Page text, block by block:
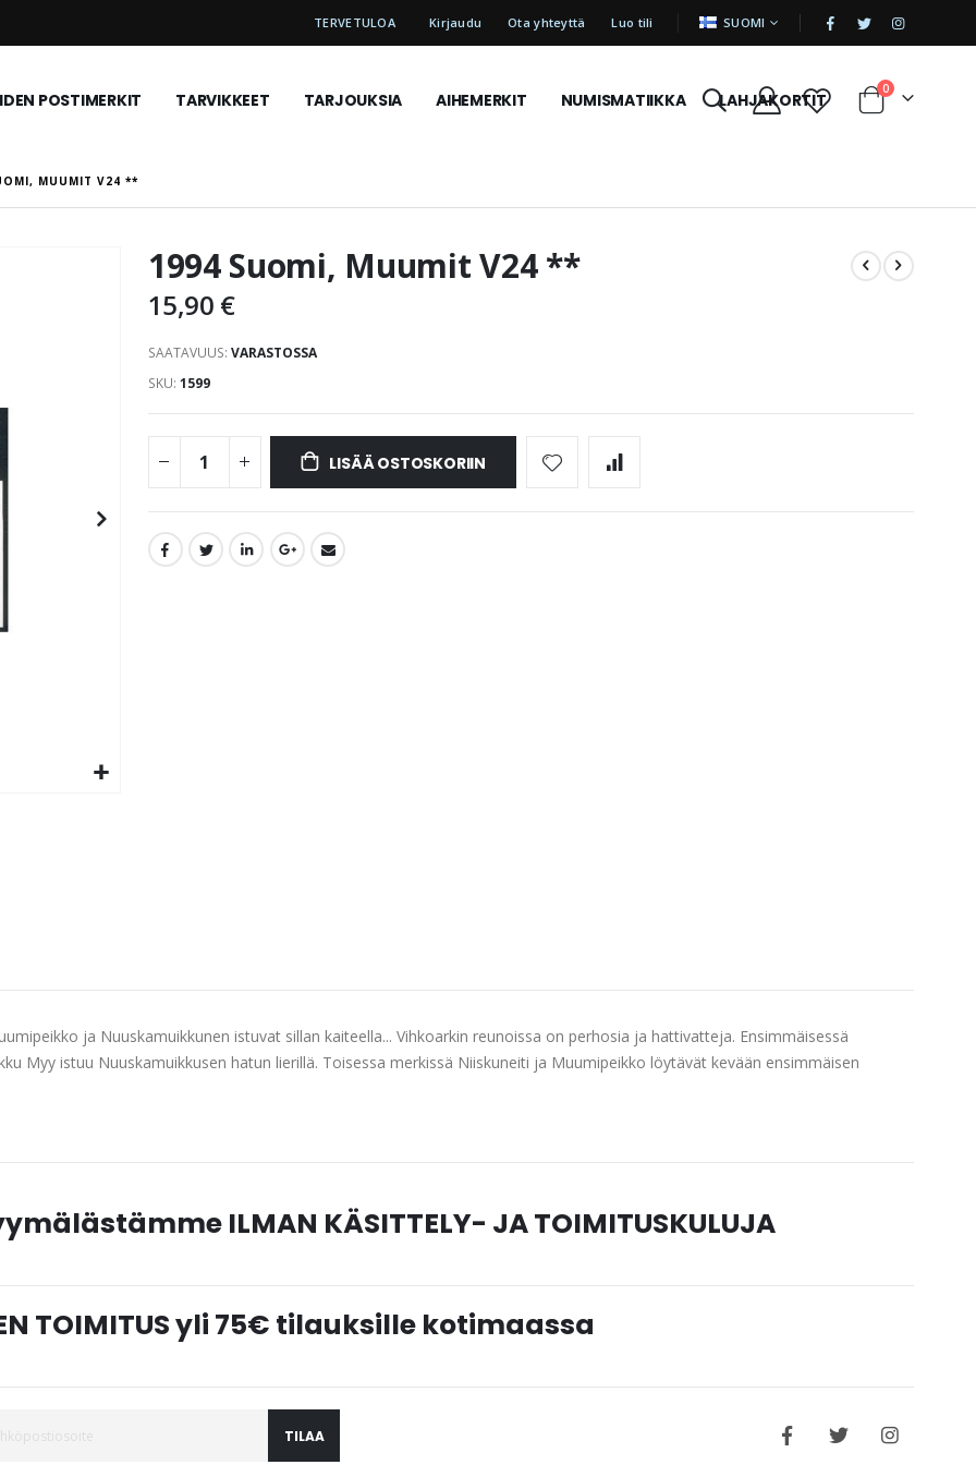
TERVETULOA Kirjaudu Ota yhteyttä Luo tili KIELI SUOMI |
POSTIMERKIT TARVIKKEET TARJOUKSIA AIHEMERKIT NUMISMATIIKKA LAHJAKORTIT Cart
0tuotetta
MUUMIT V24 **
1994 Suomi, Muumit V24 **
15,90 €
SAATAVUUS: VARASTOSSA
SKU 1599
LISÄÄ OSTOSKORIIN
ja Nuuskamuikkunen istuvat sillan kaiteella... Vihkoarkin reunoissa on perhosia ja hattivatteja. Ensimmäisessä
Myy istuu Nuuskamuikkusen hatun lierillä. Toisessa merkissä Niiskuneiti ja Muumipeikko löytävät kevään ensimmäisen
ILMAN KÄSITTELY- JA TOIMITUSKULUJA
TOIMITUS yli 75€ tilauksille kotimaassa
TILAA